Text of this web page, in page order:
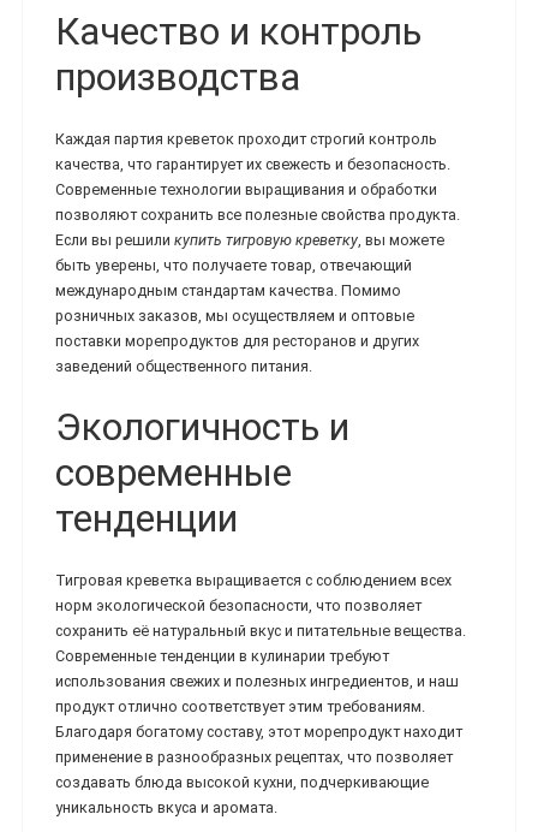
Качество и контроль
производства
Каждая партия креветок проходит строгий контроль
качества, что гарантирует их свежесть и безопасность.
Современные технологии выращивания и обработки
позволяют сохранить все полезные свойства продукта.
Если вы решили купить тигровую креветку, вы можете
быть уверены, что получаете товар, отвечающий
международным стандартам качества. Помимо
розничных заказов, мы осуществляем и оптовые
поставки морепродуктов для ресторанов и других
заведений общественного питания.
Экологичность и
современные
тенденции
Тигровая креветка выращивается с соблюдением всех
норм экологической безопасности, что позволяет
сохранить её натуральный вкус и питательные вещества.
Современные тенденции в кулинарии требуют
использования свежих и полезных ингредиентов, и наш
продукт отлично соответствует этим требованиям.
Благодаря богатому составу, этот морепродукт находит
применение в разнообразных рецептах, что позволяет
создавать блюда высокой кухни, подчеркивающие
уникальность вкуса и аромата.